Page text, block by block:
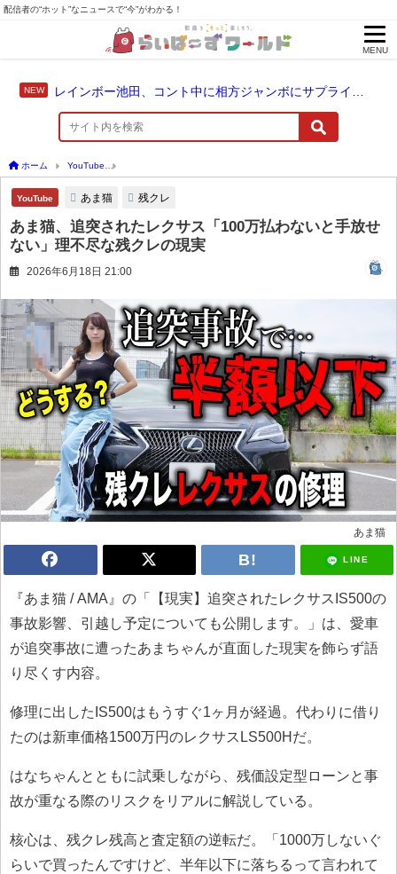
配信者の“ホット”なニュースで“今”がわかる！
MENU
ホーム YouTube
YouTube あま猫 残クレ
あま猫、追突されたレクサス「100万払わないと手放せ
ない」理不尽な残クレの現実
2026年6月18日 21:00
あま猫
LINE
『あま猫 / AMA』の「【現実】追突されたレクサスIS500の
事故影響、引越し予定についても公開します。」は、愛車
が追突事故に遭ったあまちゃんが直面した現実を飾らず語
り尽くす内容。
修理に出したIS500はもうすぐ1ヶ月が経過。代わりに借り
たのは新車価格1500万円のレクサスLS500Hだ。
はなちゃんとともに試乗しながら、残価設定型ローンと事
故が重なる際のリスクをリアルに解説している。
核心は、残クレ残高と査定額の逆転だ。「1000万しないぐ
らいで買ったんですけど、半年以下に落ちるって言われて